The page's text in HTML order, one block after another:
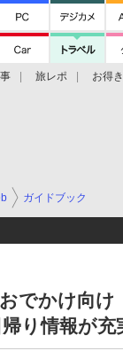
旅レポ お得
ガイドブック
でかけ向
り情報が充